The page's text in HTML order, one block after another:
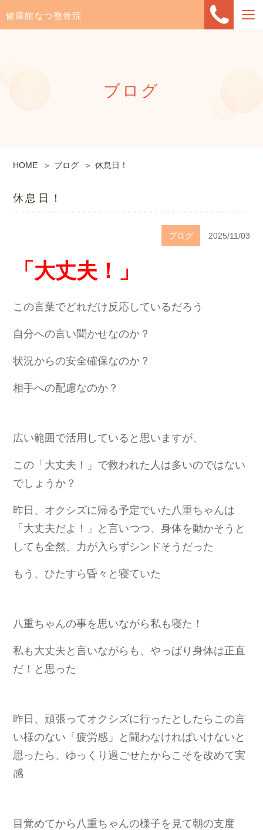
健康館なつ整骨院
ブログ
HOME ブログ 休息日！
休息日！
ブログ 2025/11/03
「大丈夫！」
この言葉でどれだけ反応しているだろう
自分への言い聞かせなのか？
状況からの安全確保なのか？
相手への配慮なのか？
広い範囲で活用していると思いますが、
この「大丈夫！」で救われた人は多いのではない
でしょうか？
昨日、オクシズに帰る予定でいた八重ちゃんは
「大丈夫だよ！」と言いつつ、身体を動かそうと
しても全然、力が入らずシンドそうだった
もう、ひたすら昏々と寝ていた
八重ちゃんの事を思いながら私も寝た！
私も大丈夫と言いながらも、やっぱり身体は正直
だ！と思った
昨日、頑張ってオクシズに行ったとしたらこの言
い様のない「疲労感」と闘わなければいけないと
思ったら、ゆっくり過ごせたからこそを改めて実
感
目覚めてから八重ちゃんの様子を見て朝の支度